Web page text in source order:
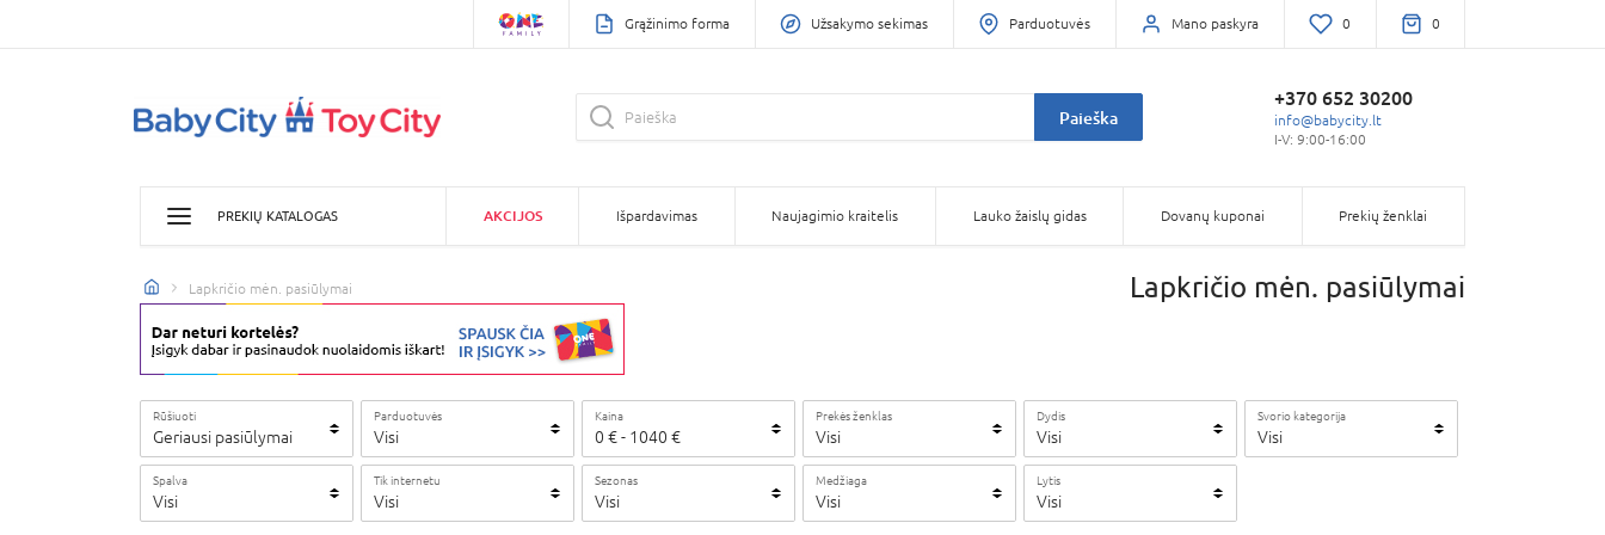
Grąžinimo forma Užsakymo sekimas Parduotuvės Mano paskyra 0 0
Paieška
+370 652 30200
info@babycity.lt
I-V: 9:00-16:00
PREKIŲ KATALOGAS AKCIJOS Išpardavimas Naujagimio kraitelis Lauko žaislų gidas Dovanų kuponai Prekių ženklai
Lapkričio mėn. pasiūlymai Lapkričio mėn. pasiūlymai
Rūšiuoti
Geriausi pasiūlymai
Parduotuvės
Visi
Kaina
0 €- 1040 €
Prekės ženklas
Visi
Dydis
Visi
Svorio kategorija
Visi
Spalva
Visi
Tik internetu
Visi
Sezonas
Visi
Medžiaga
Visi
Lytis
Visi